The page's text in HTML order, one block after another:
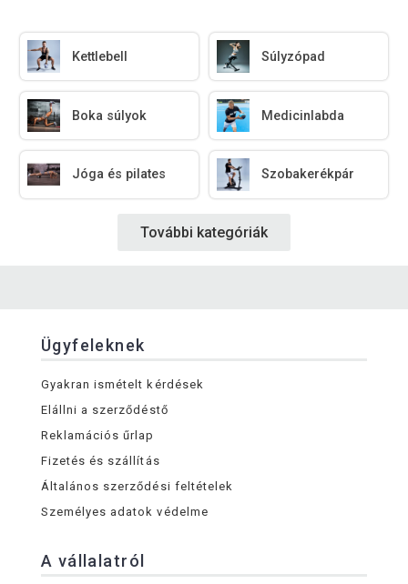
Kettlebell Súlyzópad
Boka súlyok Medicinlabda
Jóga és pilates Szobakerékpár
További kategóriák
Ügyfeleknek
Gyakran ismételt kérdések
Elállni a szerződéstő
Reklamációs űrlap
Fizetés és szállítás
Általános szerződési feltételek
Személyes adatok védelme
A vállalatról